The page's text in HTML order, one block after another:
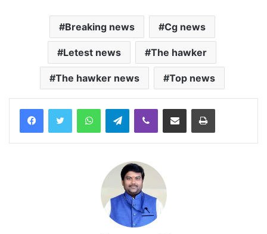
Breaking news Cg news
Letest news The hawker
The hawker news Top news
FacebookTwitterWhatsAppTelegramViber Share via Email Print